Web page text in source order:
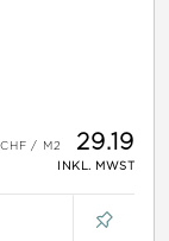
29.19
INKL. MWST